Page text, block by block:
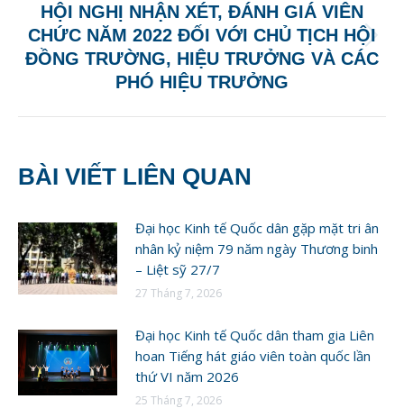
Next
post:
HỘI NGHỊ NHẬN XÉT, ĐÁNH GIÁ VIÊN
CHỨC NĂM 2022 ĐỐI VỚI CHỦ TỊCH HỘI
ĐỒNG TRƯỜNG, HIỆU TRƯỞNG VÀ CÁC
PHÓ HIỆU TRƯỞNG
BÀI VIẾT LIÊN QUAN
Đại học Kinh tế Quốc dân gặp mặt tri ân
nhân kỷ niệm 79 năm ngày Thương binh
– Liệt sỹ 27/7
27 Tháng 7, 2026
Đại học Kinh tế Quốc dân tham gia Liên
hoan Tiếng hát giáo viên toàn quốc lần
thứ VI năm 2026
25 Tháng 7, 2026